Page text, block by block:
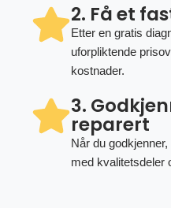
2. Få et
Etter en gratis
uforpliktende
kostnader.
3.
reparert
Når du
med kvalitetsdeler